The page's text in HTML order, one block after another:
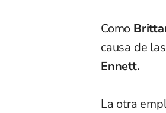
Como
causa de
Ennett.
La otra